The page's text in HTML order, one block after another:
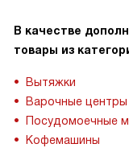
В качестве
товары из
Вытяжки
Варочные центры
Посудомоечные
Кофемашины